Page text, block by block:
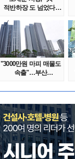
적반하장 도 넘었다"
"3000만원 마피 매물도
속출"…부산